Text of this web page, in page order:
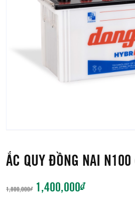
ẮC QUY ĐỒNG NAI
1,800,000₫ GIÁ
1,400,000₫GIÁ